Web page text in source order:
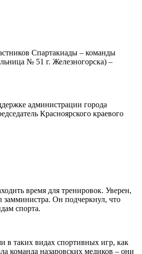
Спартакиады – команды
№ 51 г. Железногорска) –
администрации города
Красноярского краевого
время для тренировок. Уверен,
замминистра. Он подчеркнул, что
спорта.
в таких видах спортивных игр, как
команда назаровских медиков – они